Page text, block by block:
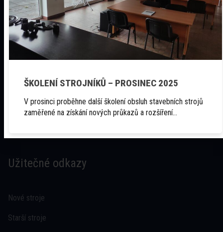
O ZTS
Služby
O nás
Užitečné odkazy
Nové stroje
Starší stroje
ŠKOLENÍ STROJNÍKŮ – PROSINEC 2025
V prosinci proběhne další školení obsluh stavebních strojů
zaměřené na získání nových průkazů a rozšíření…